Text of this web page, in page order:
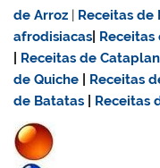
de Arroz | Receitas de
afrodisiacas
Receitas de
de Quiche
Receitas
de Batatas
Receitas